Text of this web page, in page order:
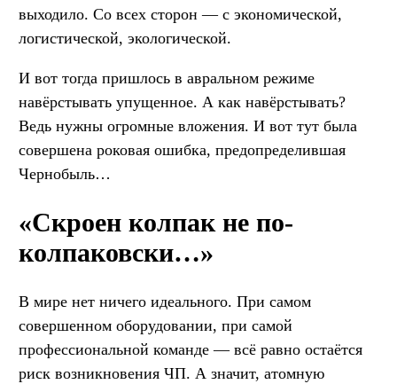
выходило. Со всех сторон — с экономической,
логистической, экологической.
И вот тогда пришлось в авральном режиме
навёрстывать упущенное. А как навёрстывать?
Ведь нужны огромные вложения. И вот тут была
совершена роковая ошибка, предопределившая
Чернобыль…
«Скроен колпак не по-
колпаковски…»
В мире нет ничего идеального. При самом
совершенном оборудовании, при самой
профессиональной команде — всё равно остаётся
риск возникновения ЧП. А значит, атомную